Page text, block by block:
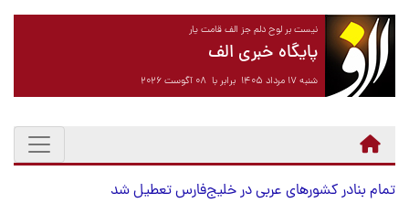
نیست بر لوح دلم جز الف قامت یار
پایگاه خبری الف
شنبه ۱۷ مرداد ۱۴۰۵ برابر با ۰۸ آگوست ۲۰۲۶
تمام بنادر کشورهای عربی در خلیج‌فارس تعطیل شد